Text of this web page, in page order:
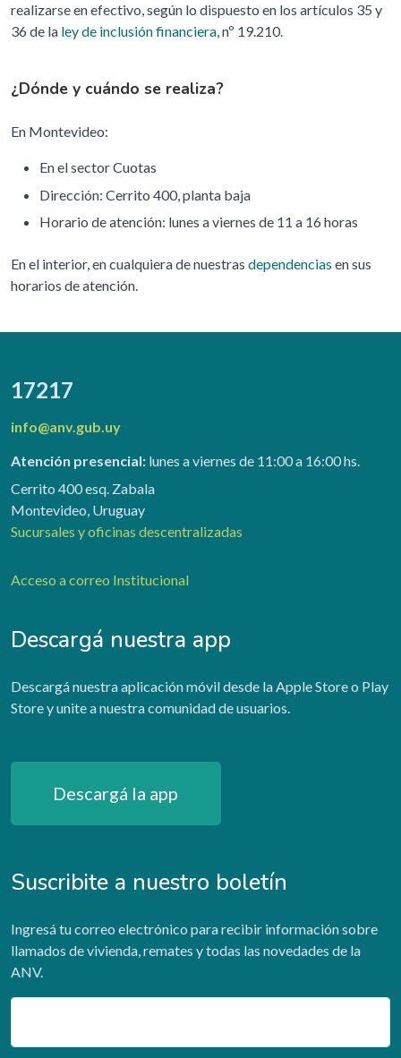
realizarse en efectivo, según lo dispuesto en los artículos 35 y
36 de la ley de inclusión financiera, nº 19.210.
¿Dónde y cuándo se realiza?
En Montevideo:
En el sector Cuotas
Dirección: Cerrito 400, planta baja
Horario de atención: lunes a viernes de 11 a 16 horas
En el interior, en cualquiera de nuestras dependencias en sus
horarios de atención.
17217
info@anv.gub.uy
Atención presencial: lunes a viernes de 11:00 a 16:00 hs.
Cerrito 400 esq. Zabala
Montevideo, Uruguay
Sucursales y oficinas descentralizadas
Acceso a correo Institucional
Descargá nuestra app
Descargá nuestra aplicación móvil desde la Apple Store o Play
Store y unite a nuestra comunidad de usuarios.
Descargá la app
Suscribite a nuestro boletín
Ingresá tu correo electrónico para recibir información sobre
llamados de vivienda, remates y todas las novedades de la
ANV.
Email